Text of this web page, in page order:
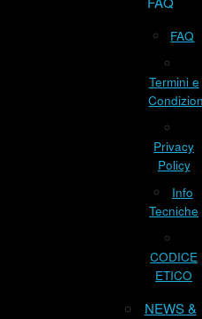
FAQ
Termini e
Privacy
Policy
Info
Tecniche
CODICE
ETICO
NEWS &